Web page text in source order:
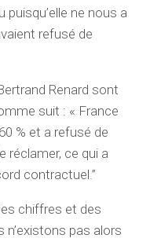
puisqu’elle ne nous a
refusé de
Renard sont
suit : « France
% et a refusé de
réclamer, ce qui a
contractuel.”
chiffres et des
n’existons pas alors